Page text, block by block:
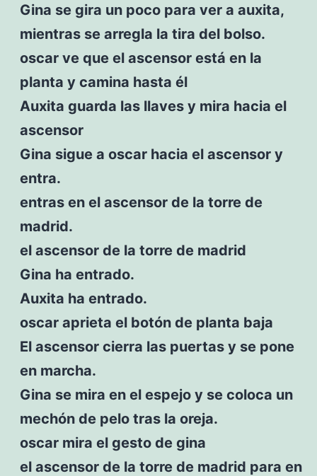
Gina se gira un poco para ver a auxita,
mientras se arregla la tira del bolso.
oscar ve que el ascensor está en la
planta y camina hasta él
Auxita guarda las llaves y mira hacia el
ascensor
Gina sigue a oscar hacia el ascensor y
entra.
entras en el ascensor de la torre de
madrid.
el ascensor de la torre de madrid
Gina ha entrado.
Auxita ha entrado.
oscar aprieta el botón de planta baja
El ascensor cierra las puertas y se pone
en marcha.
Gina se mira en el espejo y se coloca un
mechón de pelo tras la oreja.
oscar mira el gesto de gina
el ascensor de la torre de madrid para en